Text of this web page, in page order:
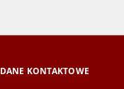
DANE KONTAKTOWE